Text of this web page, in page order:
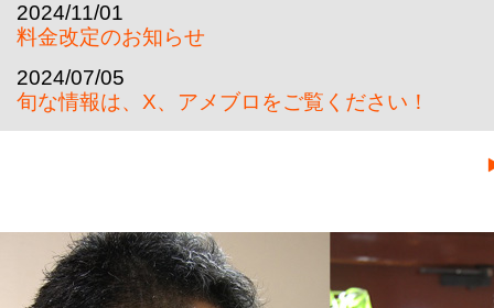
2024/11/01
料金改定のお知らせ
2024/07/05
旬な情報は、X、アメブロをご覧ください！